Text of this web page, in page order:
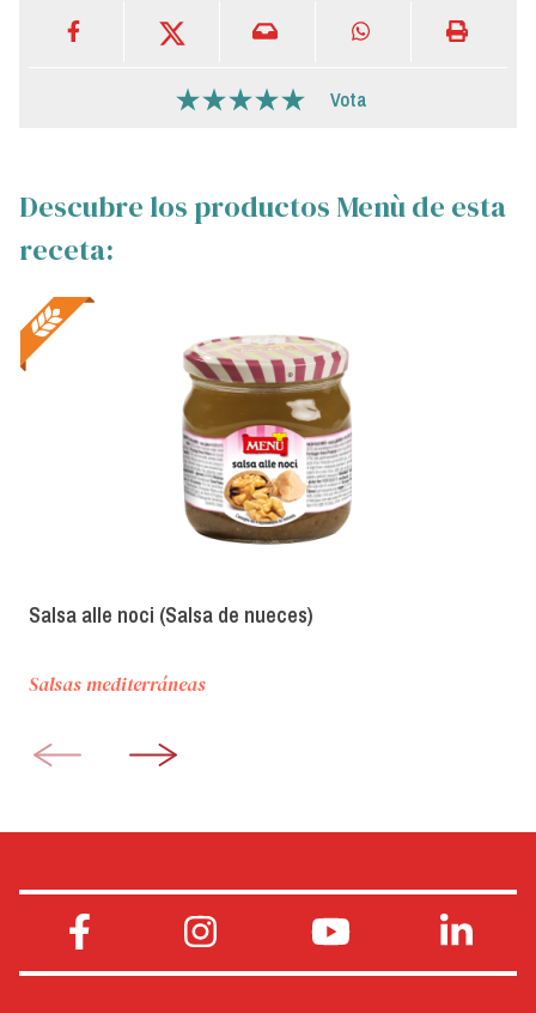
Vota
Descubre los productos Menù de esta
receta:
Salsa alle noci (Salsa de nueces)
Salsas mediterráneas